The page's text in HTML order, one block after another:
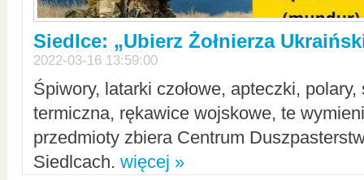
Siedlce: „Ubierz Żołnierza
2022-03-16 13:59:00
Śpiwory, latarki czołowe, apteczki,
termiczna, rękawice wojskowe, te
przedmioty zbiera Centrum
Siedlcach. więcej »